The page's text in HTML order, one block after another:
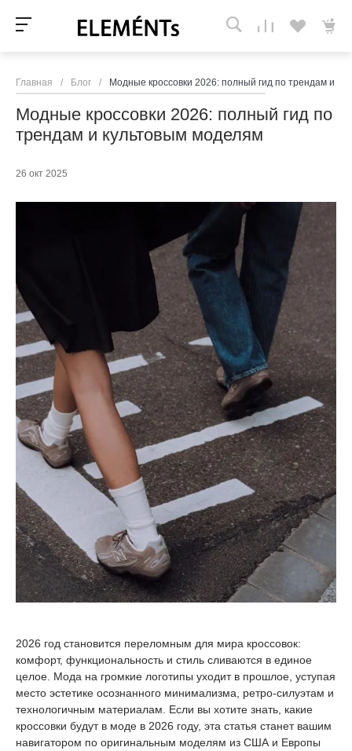
Главная / Блог / Модные кроссовки 2026: полный гид по трендам и
Модные кроссовки 2026: полный гид по
трендам и культовым моделям
26 окт 2025
2026 год становится переломным для мира кроссовок:
комфорт, функциональность и стиль сливаются в единое
целое. Мода на громкие логотипы уходит в прошлое, уступая
место эстетике осознанного минимализма, ретро-силуэтам и
технологичным материалам. Если вы хотите знать, какие
кроссовки будут в моде в 2026 году, эта статья станет вашим
навигатором по оригинальным моделям из США и Европы